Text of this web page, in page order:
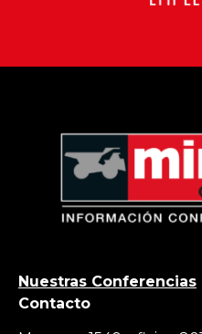
Nuestras Conferencias
Contacto